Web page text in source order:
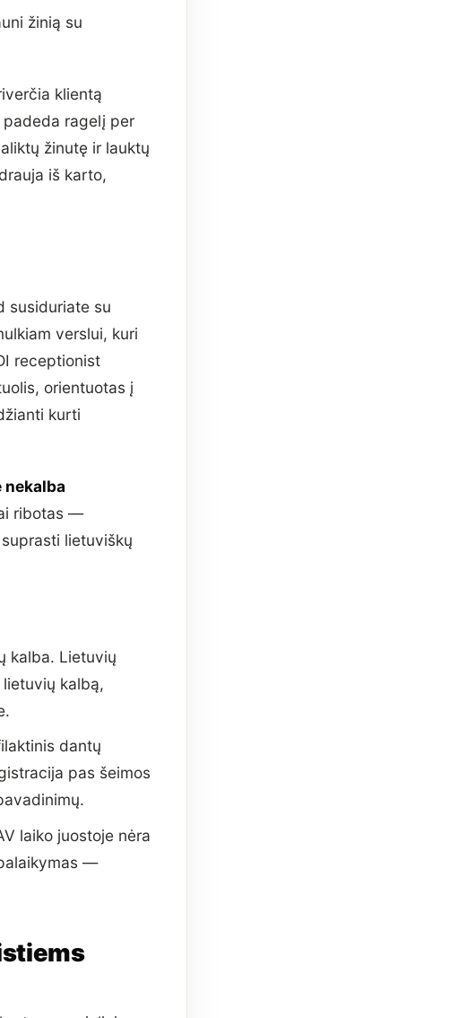
žinią su
klientą
ragelį per
žinutę ir lauktų
iš karto,
susiduriate su
verslui, kuri
receptionist
orientuotas į
kurti
nekalba
ribotas —
lietuviškų
kalba. Lietuvių
kalbą,
dantų
pas šeimos
laiko juostoje nėra
—